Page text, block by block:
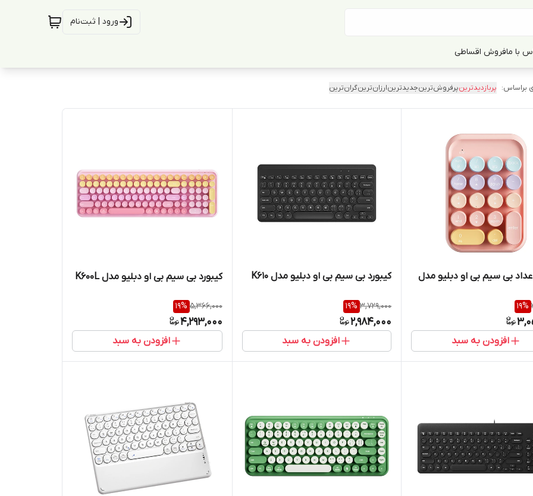
ورود | ثبت‌نام
با مافروش اقساطی
براساس: پربازدیدترینپرفروش‌ترینجدیدترینارزان‌ترینگران‌ترین
بی سیم بی او دبلیو مدل
19%
افزودن به سبد
کیبورد بی سیم بی او دبلیو مدل K610
3,729,000
19%
2,984,000
افزودن به سبد
کیبورد بی سیم بی او دبلیو مدل K600L
5,366,000
19%
4,293,000
افزودن به سبد